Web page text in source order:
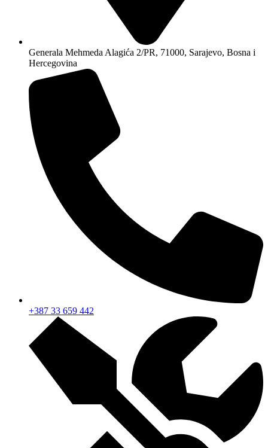
Generala Mehmeda Alagića 2/PR, 71000, Sarajevo, Bosna i
Hercegovina
+387 33 659 442